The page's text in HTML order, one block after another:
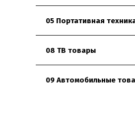
05 Портативная
08 ТВ товары
09 Автомобильные